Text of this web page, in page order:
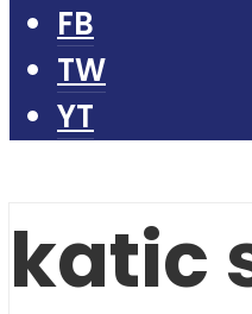
FB
TW
YT
katic